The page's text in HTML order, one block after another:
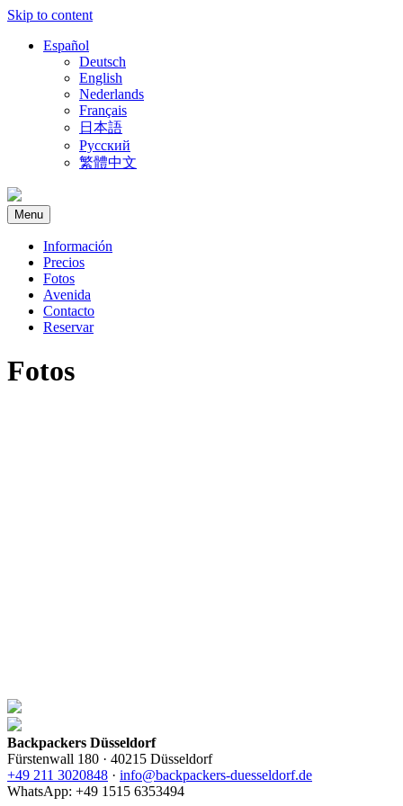
Skip to content
Español
Deutsch
English
Nederlands
Français
日本語
Русский
繁體中文
Menu
Información
Precios
Fotos
Avenida
Contacto
Reservar
Fotos
Backpackers Düsseldorf
Fürstenwall 180 · 40215 Düsseldorf
+49 211 3020848 · info@backpackers-duesseldorf.de
WhatsApp: +49 1515 6353494